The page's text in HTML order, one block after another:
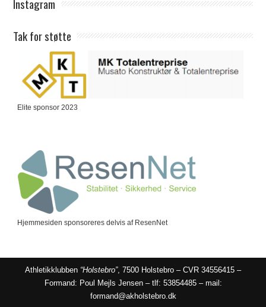
Instagram
Tak for støtte
Elite sponsor 2023
Hjemmesiden sponsoreres delvis af ResenNet
Athletikklubben “Holstebro”, 7500 Holstebro – CVR 34556415 –
Formand: Poul Mejls Jensen – tlf: 53854485 – mail:
formand@akholstebro.dk